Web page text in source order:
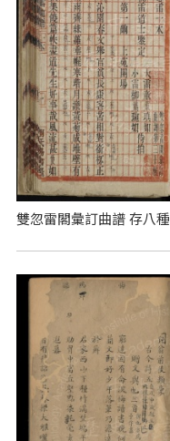
雙忽雷閣彙訂曲譜 存八種